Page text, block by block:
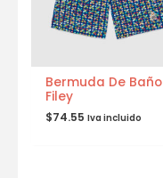
Bermuda De Baño
Filey
$74.55 Iva incluido